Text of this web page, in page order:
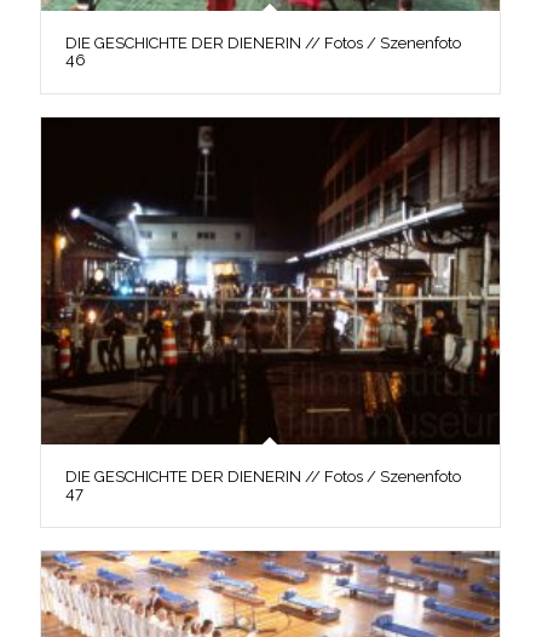
DIE GESCHICHTE DER DIENERIN // Fotos / Szenenfoto
46
DIE GESCHICHTE DER DIENERIN // Fotos / Szenenfoto
47